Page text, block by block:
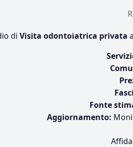
di Visita odontoiatrica privata
Fonte
Aggiornamento: